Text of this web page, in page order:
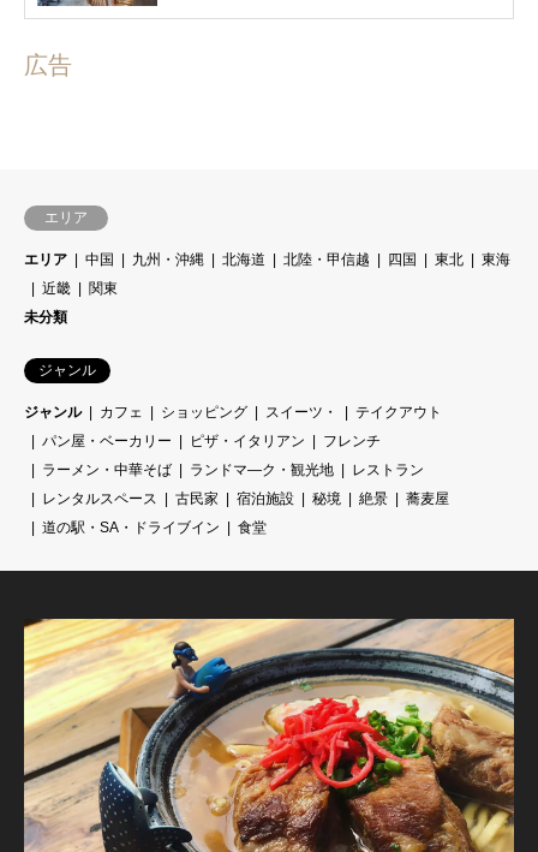
広告
エリア
エリア 中国 九州・沖縄 北海道 北陸・甲信越 四国 東北
東海
近畿
関東
未分類
ジャンル
ジャンル カフェ ショッピング スイーツ・
テイクアウト
パン屋・ベーカリー
ピザ・イタリアン
フレンチ
ラーメン・中華そば
ランドマ―ク・観光地
レストラン
レンタルスペース
古民家 宿泊施設 秘境 絶景
蕎麦屋
道の駅・SA・ドライブイン
食堂